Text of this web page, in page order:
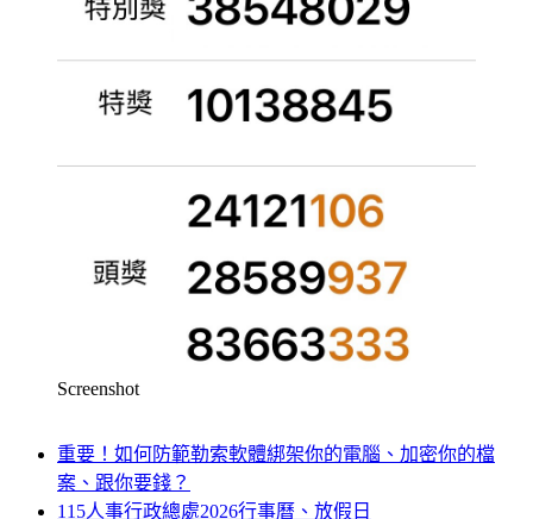
Screenshot
重要！如何防範勒索軟體綁架你的電腦、加密你的檔
案、跟你要錢？
115人事行政總處2026行事曆、放假日